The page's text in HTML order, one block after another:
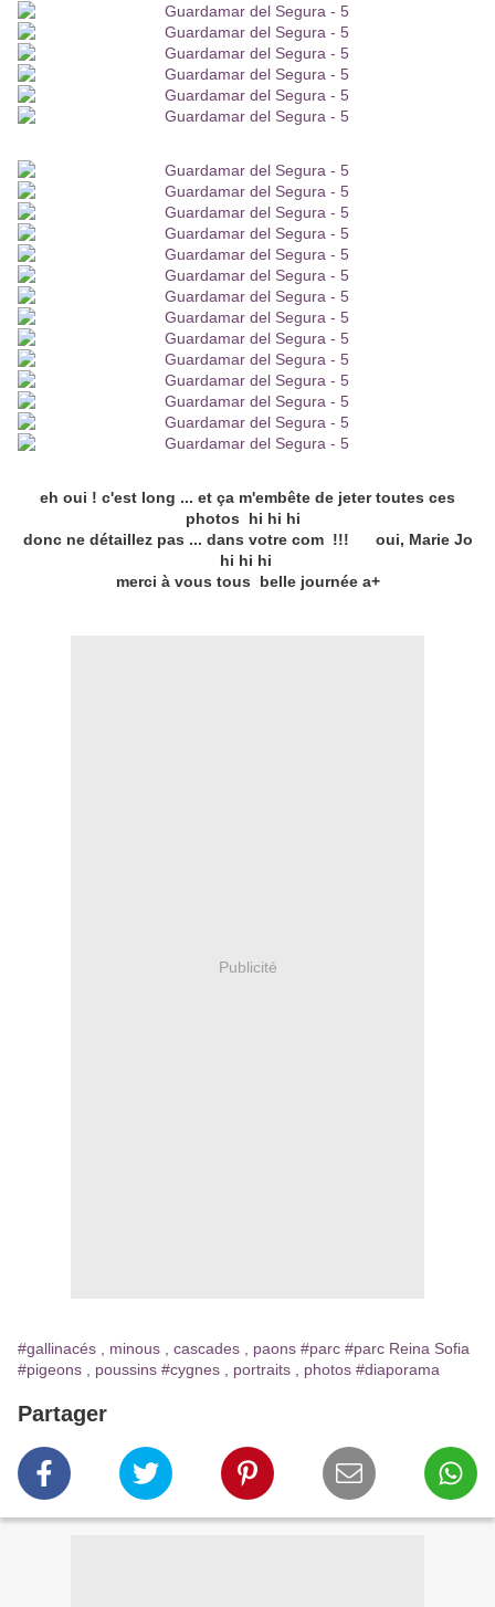
eh oui ! c'est long ... et ça m'embête de jeter toutes ces
photos hi hi hi
donc ne détaillez pas ... dans votre com !!! oui, Marie Jo
hi hi hi
merci à vous tous belle journée a+
Publicité
#gallinacés , minous , cascades , paons #parc #parc Reina Sofia
#pigeons , poussins #cygnes , portraits , photos #diaporama
Partager